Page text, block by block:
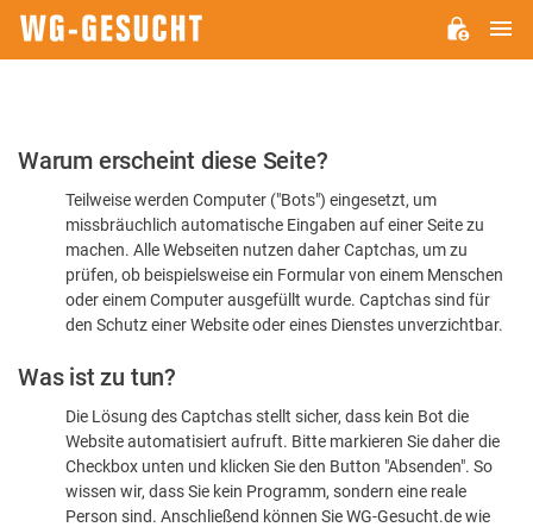
Bitte
dass
sind
Warum erscheint diese Seite?
Teilweise werden Computer ("Bots") eingesetzt, um
missbräuchlich automatische Eingaben auf einer Seite zu
machen. Alle Webseiten nutzen daher Captchas, um zu
prüfen, ob beispielsweise ein Formular von einem Menschen
oder einem Computer ausgefüllt wurde. Captchas sind für
den Schutz einer Website oder eines Dienstes unverzichtbar.
Was ist zu tun?
Die Lösung des Captchas stellt sicher, dass kein Bot die
Website automatisiert aufruft. Bitte markieren Sie daher die
Checkbox unten und klicken Sie den Button "Absenden". So
wissen wir, dass Sie kein Programm, sondern eine reale
Person sind. Anschließend können Sie WG-Gesucht.de wie